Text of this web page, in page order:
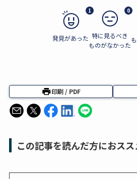
1
発見があった
0
特に見るべき
ものがなかった
印刷 / PDF
この記事を読んだ方におス